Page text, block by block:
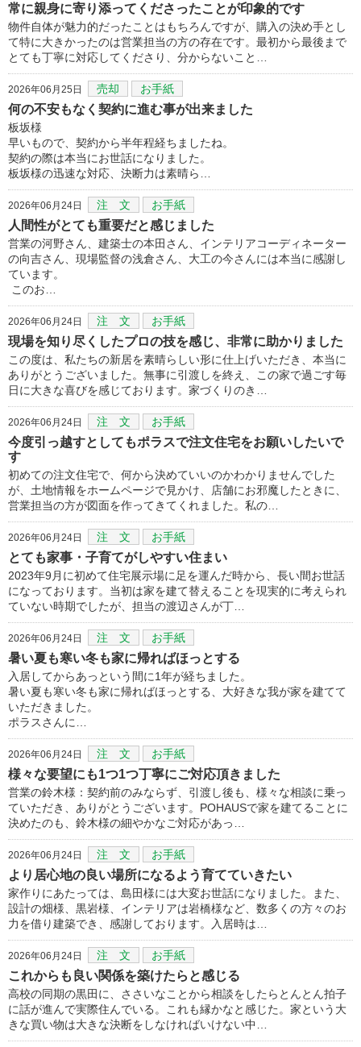
常に親身に寄り添ってくださったことが印象的です
物件自体が魅力的だったことはもちろんですが、購入の決め手とし
て特に大きかったのは営業担当の方の存在です。最初から最後まで
とても丁寧に対応してくださり、分からないこと…
2026年06月25日 売却 お手紙
何の不安もなく契約に進む事が出来ました
板坂様
早いもので、契約から半年程経ちましたね。
契約の際は本当にお世話になりました。
板坂様の迅速な対応、決断力は素晴ら…
2026年06月24日 注 文 お手紙
人間性がとても重要だと感じました
営業の河野さん、建築士の本田さん、インテリアコーディネーター
の向吉さん、現場監督の浅倉さん、大工の今さんには本当に感謝し
ています。
このお…
2026年06月24日 注 文 お手紙
現場を知り尽くしたプロの技を感じ、非常に助かりました
この度は、私たちの新居を素晴らしい形に仕上げいただき、本当に
ありがとうございました。無事に引渡しを終え、この家で過ごす毎
日に大きな喜びを感じております。家づくりのき…
2026年06月24日 注 文 お手紙
今度引っ越すとしてもポラスで注文住宅をお願いしたいで
す
初めての注文住宅で、何から決めていいのかわかりませんでした
が、土地情報をホームページで見かけ、店舗にお邪魔したときに、
営業担当の方が図面を作ってきてくれました。私の…
2026年06月24日 注 文 お手紙
とても家事・子育てがしやすい住まい
2023年9月に初めて住宅展示場に足を運んだ時から、長い間お世話
になっております。当初は家を建て替えることを現実的に考えられ
ていない時期でしたが、担当の渡辺さんが丁…
2026年06月24日 注 文 お手紙
暑い夏も寒い冬も家に帰ればほっとする
入居してからあっという間に1年が経ちました。
暑い夏も寒い冬も家に帰ればほっとする、大好きな我が家を建てて
いただきました。
ポラスさんに…
2026年06月24日 注 文 お手紙
様々な要望にも1つ1つ丁寧にご対応頂きました
営業の鈴木様：契約前のみならず、引渡し後も、様々な相談に乗っ
ていただき、ありがとうございます。POHAUSで家を建てることに
決めたのも、鈴木様の細やかなご対応があっ…
2026年06月24日 注 文 お手紙
より居心地の良い場所になるよう育てていきたい
家作りにあたっては、島田様には大変お世話になりました。また、
設計の畑様、黒岩様、インテリアは岩橋様など、数多くの方々のお
力を借り建築でき、感謝しております。入居時は…
2026年06月24日 注 文 お手紙
これからも良い関係を築けたらと感じる
高校の同期の黒田に、ささいなことから相談をしたらとんとん拍子
に話が進んで実際住んでいる。これも縁かなと感じた。家という大
きな買い物は大きな決断をしなければいけない中…